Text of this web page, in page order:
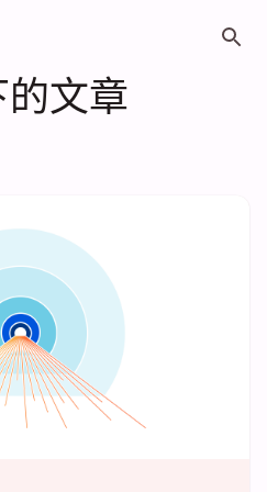
文章